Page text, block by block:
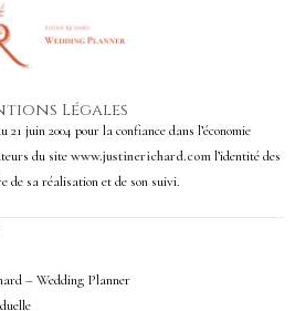
Légales
21 juin 2004 pour la confiance dans l’économie
du sitewww.justinerichard.coml’identité des
de sa réalisation et de son suivi.
– Wedding Planner